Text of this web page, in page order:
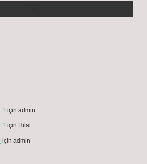
? için admin
? için Hilal
için admin